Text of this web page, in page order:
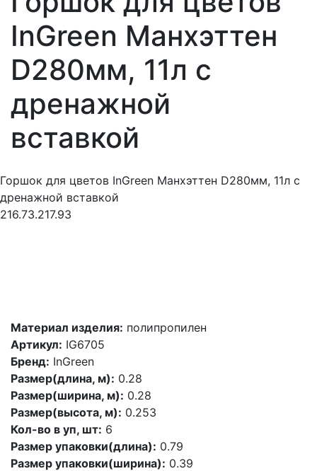
InGreen Манхэттен
D280мм, 11л c
дренажной
вставкой
Горшок для цветов InGreen Манхэттен D280мм, 11л c
дренажной вставкой
216.73.217.93
Материал изделия: полипропилен
Артикул: IG6705
Бренд: InGreen
Размер(длина, м): 0.28
Размер(ширина, м): 0.28
Размер(высота, м): 0.253
Кол-во в уп, шт: 6
Размер упаковки(длина): 0.79
Размер упаковки(ширина): 0.39